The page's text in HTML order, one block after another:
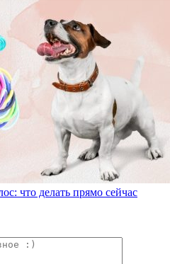
что делать прямо сейчас